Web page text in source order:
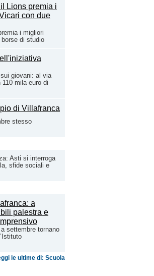
i migliori
di studio
giovani: al via
mila euro di
stesso
Asti si interroga
sfide sociali e
settembre tornano
le ultime di: Scuola